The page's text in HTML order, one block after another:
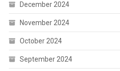
December 2024
November 2024
October 2024
September 2024